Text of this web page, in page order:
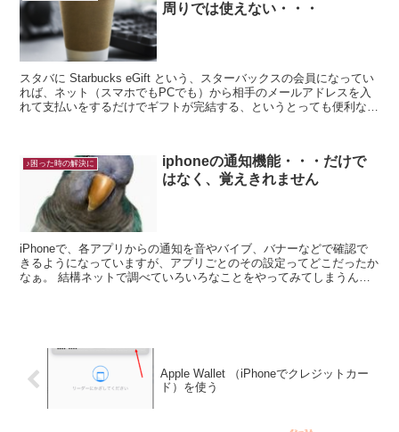
周りでは使えない・・・
スタバに Starbucks eGift という、スターバックスの会員になってい
れば、ネット（スマホでもPCでも）から相手のメールアドレスを入
れて支払いをするだけでギフトが完結する、というとっても便利なサ
♪困った時の解決に
iphoneの通知機能・・・だけで
はなく、覚えきれません
iPhoneで、各アプリからの通知を音やバイブ、バナーなどで確認で
きるようになっていますが、アプリごとのその設定ってどこだったか
なぁ。 結構ネットで調べていろいろなことをやってみてしまうんで
Apple Wallet （iPhoneでクレジットカー
ド）を使う